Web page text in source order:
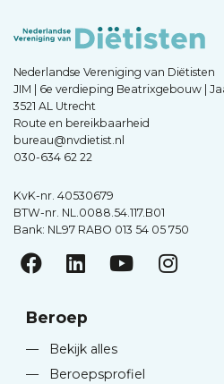
Nederlandse Vereniging van Diëtisten
JIM | 6e verdieping Beatrixgebouw |
3521 AL Utrecht
Route en bereikbaarheid
bureau@nvdietist.nl
030-634 62 22
KvK-nr. 40530679
BTW-nr. NL.0088.54.117.B01
Bank: NL97 RABO 013 54 05 750
Beroep
—
Bekijk alles
—
Beroepsprofiel